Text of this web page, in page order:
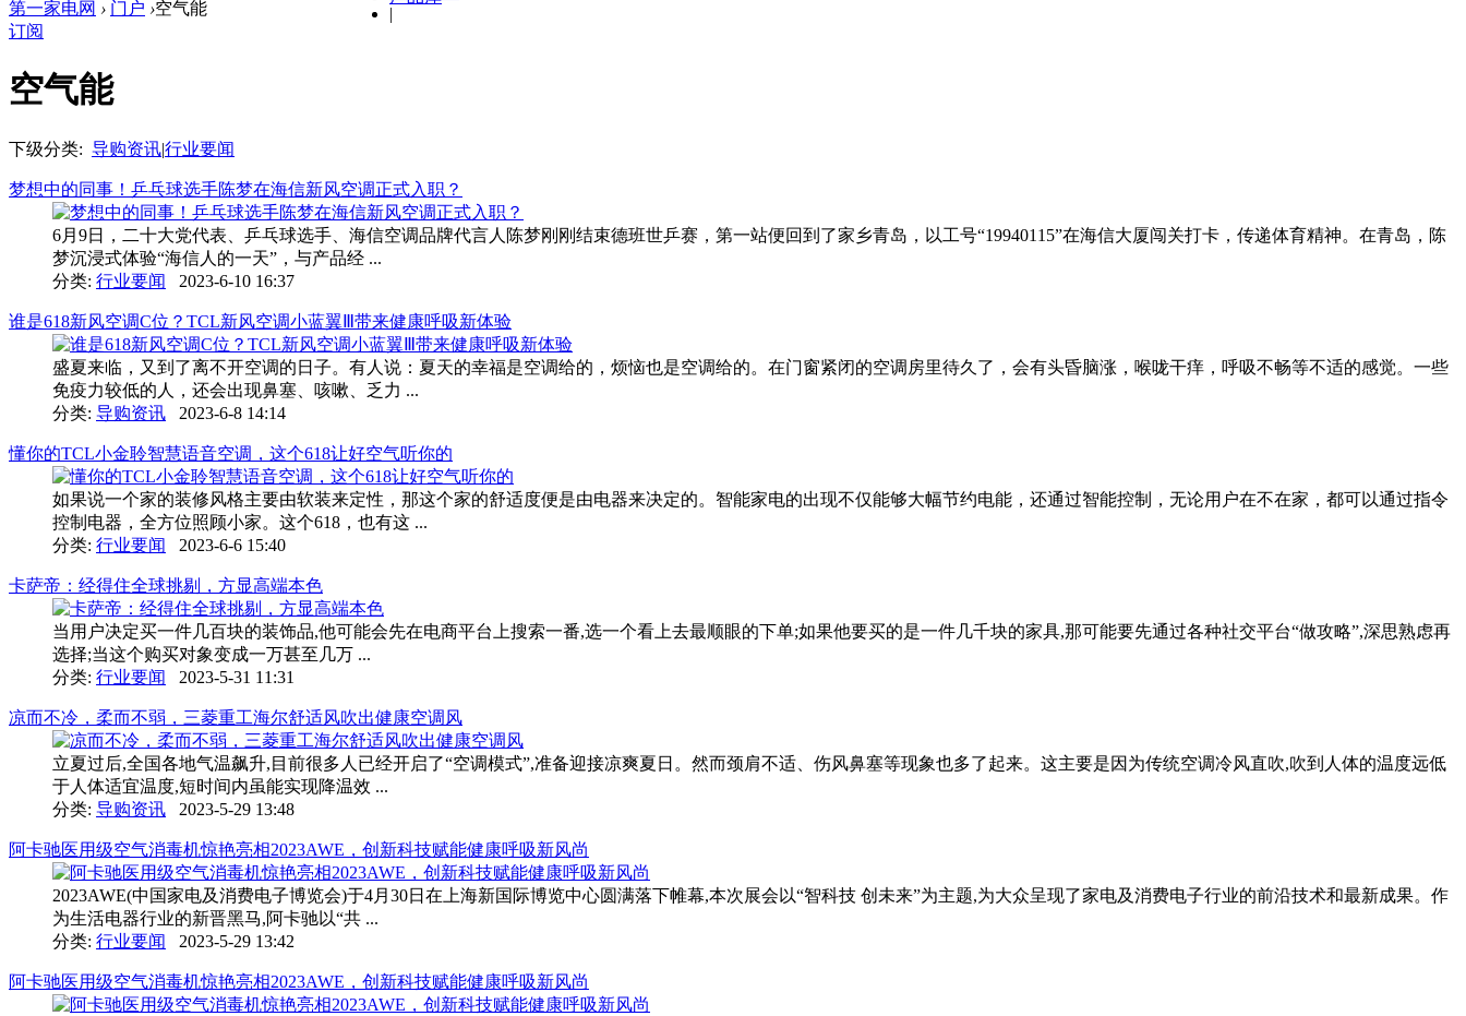
|
第一家电网 › 门户 ›空气能
订阅
空气能
下级分类: 导购资讯|行业要闻
梦想中的同事！乒乓球选手陈梦在海信新风空调正式入职？
6月9日，二十大党代表、乒乓球选手、海信空调品牌代言人陈梦刚刚结束德班世乒赛，第一站便回到了家乡青岛，以工号“19940115”在海信大厦闯关打卡，传递体育精神。在青岛，陈
梦沉浸式体验“海信人的一天”，与产品经 ...
分类: 行业要闻 2023-6-10 16:37
谁是618新风空调C位？TCL新风空调小蓝翼Ⅲ带来健康呼吸新体验
盛夏来临，又到了离不开空调的日子。有人说：夏天的幸福是空调给的，烦恼也是空调给的。在门窗紧闭的空调房里待久了，会有头昏脑涨，喉咙干痒，呼吸不畅等不适的感觉。一些
免疫力较低的人，还会出现鼻塞、咳嗽、乏力 ...
分类: 导购资讯 2023-6-8 14:14
懂你的TCL小金聆智慧语音空调，这个618让好空气听你的
如果说一个家的装修风格主要由软装来定性，那这个家的舒适度便是由电器来决定的。智能家电的出现不仅能够大幅节约电能，还通过智能控制，无论用户在不在家，都可以通过指令
控制电器，全方位照顾小家。这个618，也有这 ...
分类: 行业要闻 2023-6-6 15:40
卡萨帝：经得住全球挑剔，方显高端本色
当用户决定买一件几百块的装饰品,他可能会先在电商平台上搜索一番,选一个看上去最顺眼的下单;如果他要买的是一件几千块的家具,那可能要先通过各种社交平台“做攻略”,深思熟虑再
选择;当这个购买对象变成一万甚至几万 ...
分类: 行业要闻 2023-5-31 11:31
凉而不冷，柔而不弱，三菱重工海尔舒适风吹出健康空调风
立夏过后,全国各地气温飙升,目前很多人已经开启了“空调模式”,准备迎接凉爽夏日。然而颈肩不适、伤风鼻塞等现象也多了起来。这主要是因为传统空调冷风直吹,吹到人体的温度远低
于人体适宜温度,短时间内虽能实现降温效 ...
分类: 导购资讯 2023-5-29 13:48
阿卡驰医用级空气消毒机惊艳亮相2023AWE，创新科技赋能健康呼吸新风尚
2023AWE(中国家电及消费电子博览会)于4月30日在上海新国际博览中心圆满落下帷幕,本次展会以“智科技 创未来”为主题,为大众呈现了家电及消费电子行业的前沿技术和最新成果。作
为生活电器行业的新晋黑马,阿卡驰以“共 ...
分类: 行业要闻 2023-5-29 13:42
阿卡驰医用级空气消毒机惊艳亮相2023AWE，创新科技赋能健康呼吸新风尚